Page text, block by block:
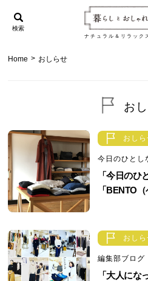
ナチュラル＆リラック
検索
Home > おしらせ
お
おしら
今日のひとし
「今日のひ
「BENTO
おしら
編集部ブログ
「大人にな